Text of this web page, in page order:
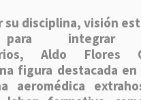
su disciplina, visión
para integrar
Aldo Flores
figura destacada
aeromédica